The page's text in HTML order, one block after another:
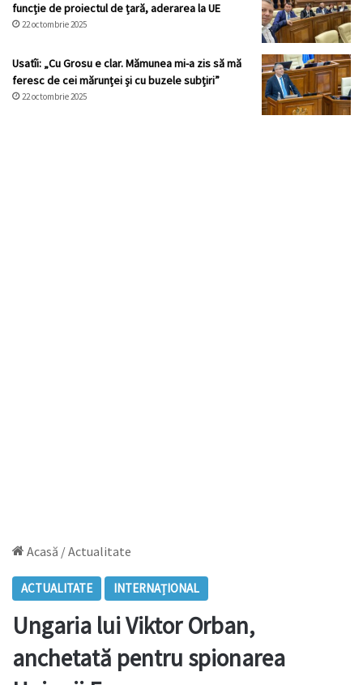
funcție de proiectul de țară, aderarea la UE
22 octombrie 2025
Usatîi: „Cu Grosu e clar. Mămunea mi-a zis să mă
feresc de cei mărunței și cu buzele subțiri”
22 octombrie 2025